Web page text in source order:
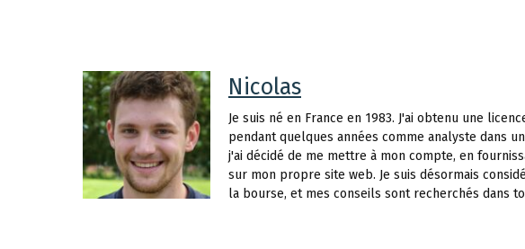
Nicolas
Je suis né en France en 1983. J'ai obtenu une
pendant quelques années comme analyste dans
j'ai décidé de me mettre à mon compte, en
sur mon propre site web. Je suis désormais
la bourse, et mes conseils sont recherchés dans